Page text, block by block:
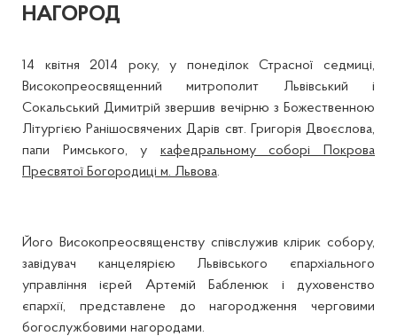
НАГОРОД
14 квітня 2014 року, у понеділок Страсної седмиці,
Високопреосвященний митрополит Львівський і
Сокальський Димитрій звершив вечірню з Божественною
Літургією Ранішосвячених Дарів свт. Григорія Двоєслова,
папи Римського, у кафедральному соборі Покрова
Пресвятої Богородиці м. Львова.
Його Високопреосвященству співслужив клірик собору,
завідувач канцелярією Львівського єпархіального
управління ієрей Артемій Бабленюк і духовенство
єпархії, представлене до нагородження черговими
богослужбовими нагородами.